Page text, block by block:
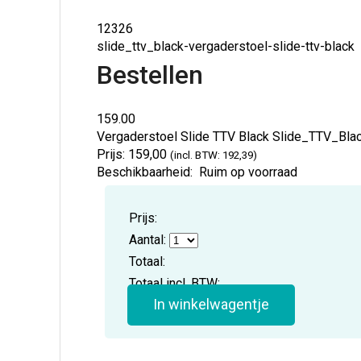
12326
slide_ttv_black-vergaderstoel-slide-ttv-black
Bestellen
159.00
Vergaderstoel Slide TTV Black
Prijs: 159,00 (incl. BTW: 192,39)
Beschikbaarheid: Ruim op voorraad
Prijs:
Aantal:
Totaal:
Totaal incl. BTW:
In winkelwagentje